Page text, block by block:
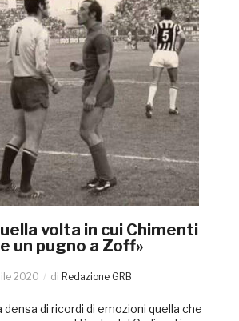
volta in cui Chimenti
un pugno a Zoff»
2020 di Redazione GRB
di ricordi di emozioni quella che